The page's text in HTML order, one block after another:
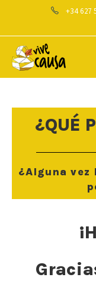
+34 627
¿QUÉ
¿Alguna